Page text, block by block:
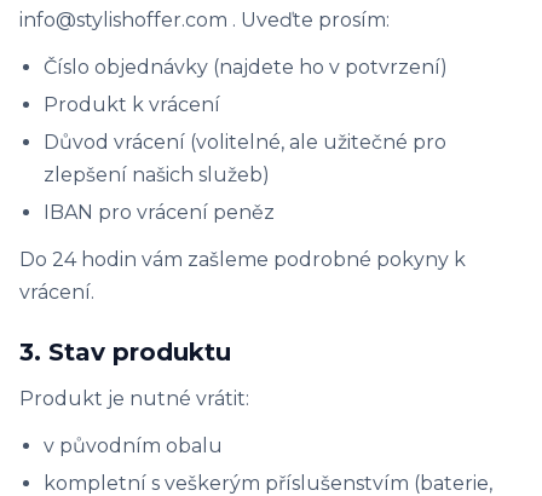
info@stylishoffer.com . Uveďte prosím:
Číslo objednávky (najdete ho v potvrzení)
Produkt k vrácení
Důvod vrácení (volitelné, ale užitečné pro
zlepšení našich služeb)
IBAN pro vrácení peněz
Do 24 hodin vám zašleme podrobné pokyny k
vrácení.
3. Stav produktu
Produkt je nutné vrátit:
v původním obalu
kompletní s veškerým příslušenstvím (baterie,